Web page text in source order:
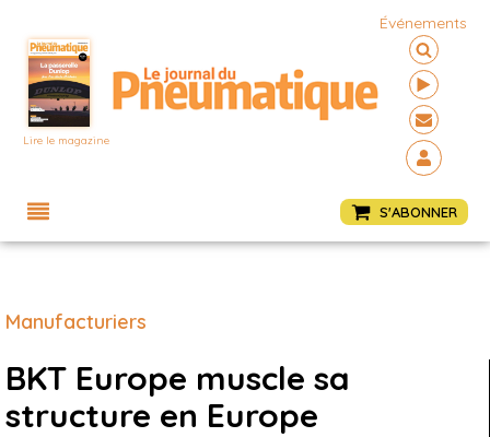
Lire le magazine
Événements
S'ABONNER
Manufacturiers
BKT Europe muscle sa
structure en Europe